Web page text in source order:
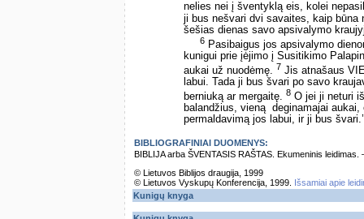
nelies nei į šventyklą eis, kolei
ji bus nešvari dvi savaites, kaip būna
šešias dienas savo apsivalymo
6 Pasibaigus jos apsivalymo
kunigui prie įėjimo į Susitikimo
aukai už nuodėmę. 7 Jis atnašaus
labui. Tada ji bus švari po savo
berniuką ar mergaitę. 8 O jei ji neturi
balandžius, vieną ­ deginamajai
permaldavimą jos labui, ir ji bus
BIBLIOGRAFINIAI DUOMENYS:
BIBLIJA arba ŠVENTASIS RAŠTAS. Ekumeninis
© Lietuvos Biblijos draugija, 1999
© Lietuvos Vyskupų Konferencija, 1999.
Išsamiai apie
Kunigų knyga